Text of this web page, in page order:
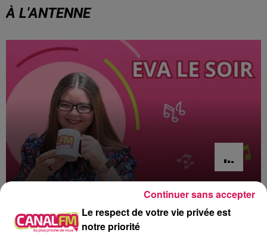
À L'ANTENNE
Le respect de votre vie privée est
notre priorité
Continuer sans accepter